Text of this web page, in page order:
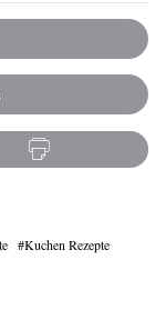
Kuchen Rezepte